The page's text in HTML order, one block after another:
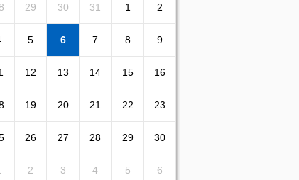
29 30 31 1 2
5 6 7 8 9
12 13 14 15 16
19 20 21 22 23
26 27 28 29 30
2 3 4 5 6